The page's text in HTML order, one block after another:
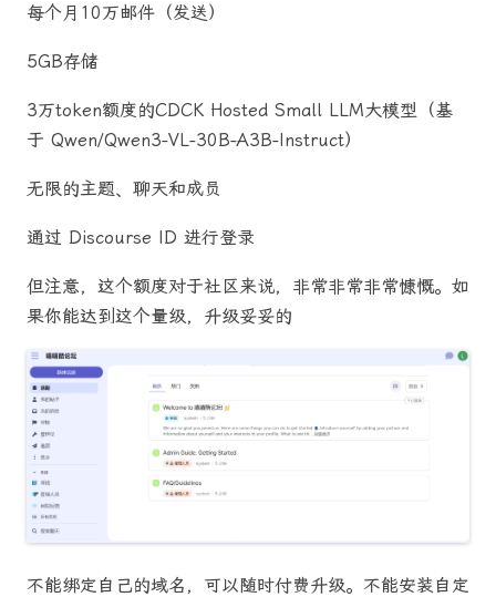
每个月10万邮件（发送）
5GB存储
3万token额度的CDCK Hosted Small LLM大模型（基
于 Qwen/Qwen3-VL-30B-A3B-Instruct）
无限的主题、聊天和成员
通过 Discourse ID 进行登录
但注意，这个额度对于社区来说，非常非常非常慷慨。如
果你能达到这个量级，升级妥妥的
不能绑定自己的域名，可以随时付费升级。不能安装自定